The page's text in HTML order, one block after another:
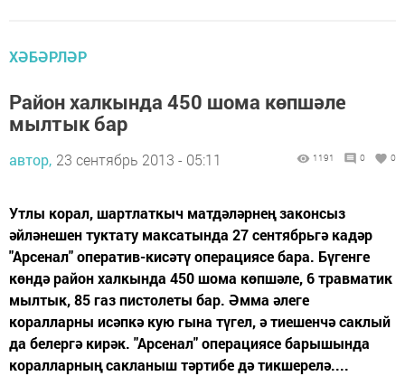
ХӘБӘРЛӘР
Район халкында 450 шома көпшәле
мылтык бар
автор, 23 сентябрь 2013 - 05:11 1191 0 0
Утлы корал, шартлаткыч матдәләрнең законсыз
әйләнешен туктату максатында 27 сентябрьгә кадәр
"Арсенал" оператив-кисәтү операциясе бара. Бүгенге
көндә район халкында 450 шома көпшәле, 6 травматик
мылтык, 85 газ пистолеты бар. Әмма әлеге
коралларны исәпкә кую гына түгел, ә тиешенчә саклый
да белергә кирәк. "Арсенал" операциясе барышында
коралларның сакланыш тәртибе дә тикшерелә....